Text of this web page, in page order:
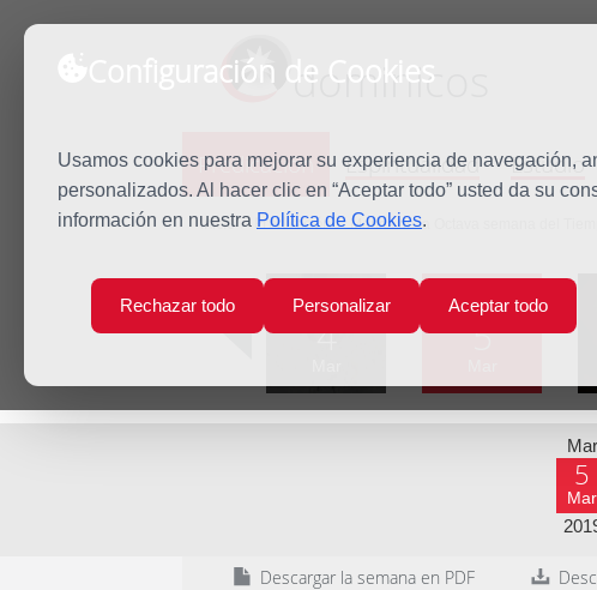
Configuración de Cookies
Usamos cookies para mejorar su experiencia de navegación,
personalizados. Al hacer clic en “Aceptar todo” usted da su
información en nuestra Política de Cookies.
Rechazar todo Personalizar Aceptar todo
dominicos
Predicación Espiritualidad Estudio
Inicio Predicación Martes de la Octava semana del
Lun
4
Mar
5
Mar
5
Mar
Descargar la semana en PDF